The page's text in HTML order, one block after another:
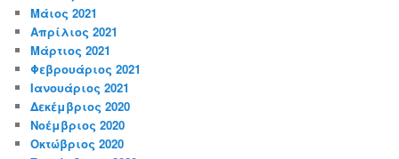
Μάιος 2021
Απρίλιος 2021
Μάρτιος 2021
Φεβρουάριος 2021
Ιανουάριος 2021
Δεκέμβριος 2020
Νοέμβριος 2020
Οκτώβριος 2020